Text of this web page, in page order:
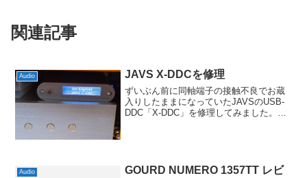
関連記事
Audio JAVS X-DDCを修理
ずいぶん前に同軸端子の接触不良でお蔵
入りしたままになっていたJAVSのUSB-
DDC「X-DDC」を修理してみました。き
Audio
GOURD NUMERO 1357TT レビ